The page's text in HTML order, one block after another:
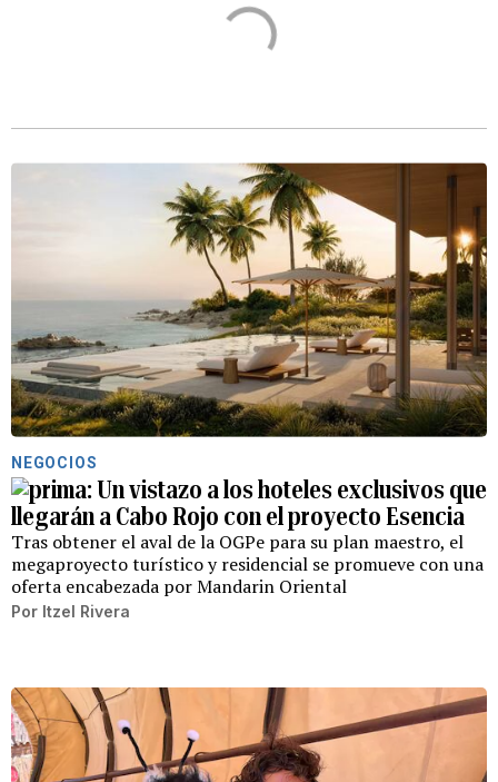
NEGOCIOS
Un vistazo a los hoteles exclusivos que
llegarán a Cabo Rojo con el proyecto Esencia
Tras obtener el aval de la OGPe para su plan maestro, el
megaproyecto turístico y residencial se promueve con una
oferta encabezada por Mandarin Oriental
Por Itzel Rivera